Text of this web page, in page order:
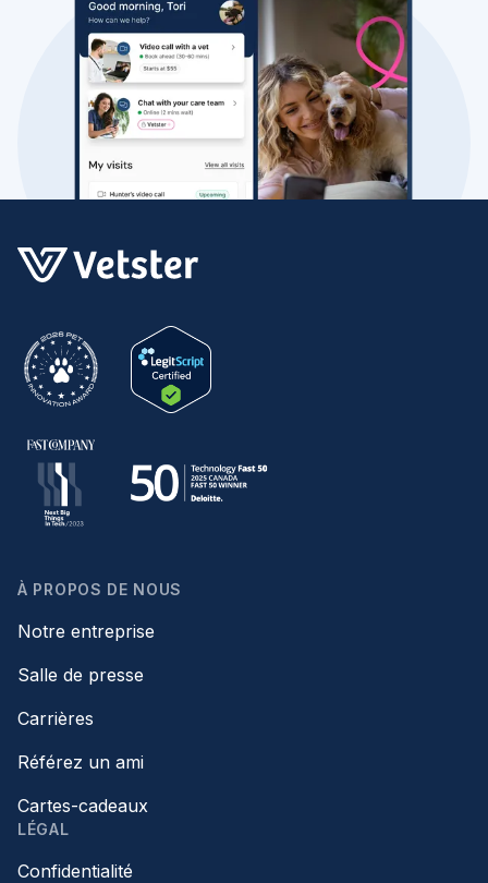
À PROPOS DE NOUS
Notre entreprise
Salle de presse
Carrières
Référez un ami
Cartes-cadeaux
LÉGAL
Confidentialité